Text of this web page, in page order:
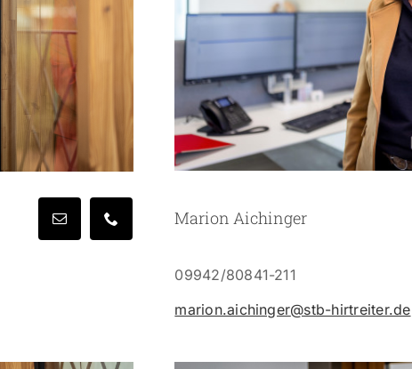
Marion Aichinger
09942/80841-211
marion.aichinger@stb-hirtreiter.de